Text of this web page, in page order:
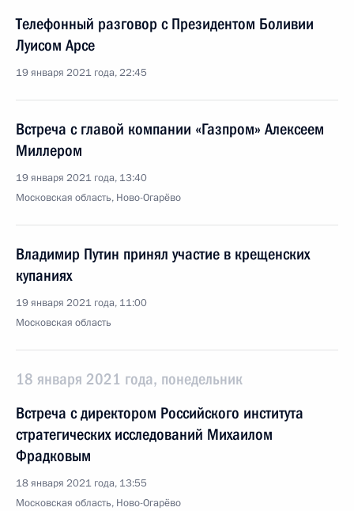
Телефонный разговор с Президентом Боливии
Луисом Арсе
19 января 2021 года, 22:45
Встреча с главой компании «Газпром» Алексеем
Миллером
19 января 2021 года, 13:40
Московская область, Ново-Огарёво
Владимир Путин принял участие в крещенских
купаниях
19 января 2021 года, 11:00
Московская область
18 января 2021 года, понедельник
Встреча с директором Российского института
стратегических исследований Михаилом
Фрадковым
18 января 2021 года, 13:55
Московская область, Ново-Огарёво